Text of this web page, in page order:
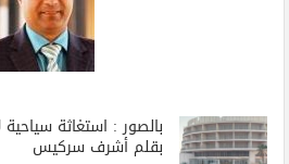
بالصور : استغاثة
بقلم أشرف سركيس